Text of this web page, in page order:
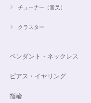
チューナー（音叉）
クラスター
ペンダント・ネックレス
ピアス・イヤリング
指輪